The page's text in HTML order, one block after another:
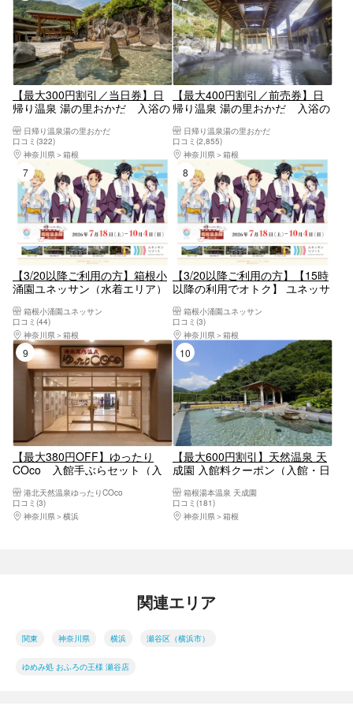
【最大300円割引／当日券】日
帰り温泉 湯の里おかだ 入浴の
日帰り温泉湯の里おかだ
口コミ(322)
神奈川県
箱根
【最大400円割引／前売券】日
帰り温泉 湯の里おかだ 入浴の
可）日帰り温泉湯の里おかだ
口コミ(2,855)
神奈川県
箱根
7位
【3/20以降ご利用の方】箱根小
涌園ユネッサン（水着エリア）
箱根小涌園ユネッサン
口コミ(44)
神奈川県
箱根
8位
【3/20以降ご利用の方】【15時
以降の利用でオトク】 ユネッサ
【6974】
箱根小涌園ユネッサン
口コミ(3)
神奈川県
箱根
9位
【最大380円OFF】ゆったり
COco 入館手ぶらセット（入
大・小）
港北天然温泉ゆったりCOco
口コミ(3)
神奈川県
横浜
【最大600円割引】天然温泉 天
成園 入館料クーポン（入館・日
箱根湯本温泉 天成園
口コミ(181)
神奈川県
箱根
関連エリア
関東 神奈川県 横浜 瀬谷区（横浜市）
ゆめみ処 おふろの王様 瀬谷店